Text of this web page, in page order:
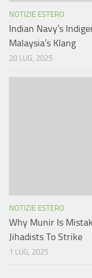
NOTIZIE ESTERO
Indian Navy’s
Malaysia’s Klang
20 LUG, 2025
NOTIZIE ESTERO
Why Munir Is
Jihadists To Strike
1 LUG, 2025